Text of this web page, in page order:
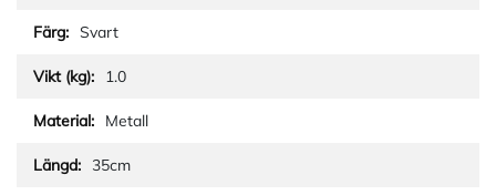
Svart
1.0
Metall
35cm